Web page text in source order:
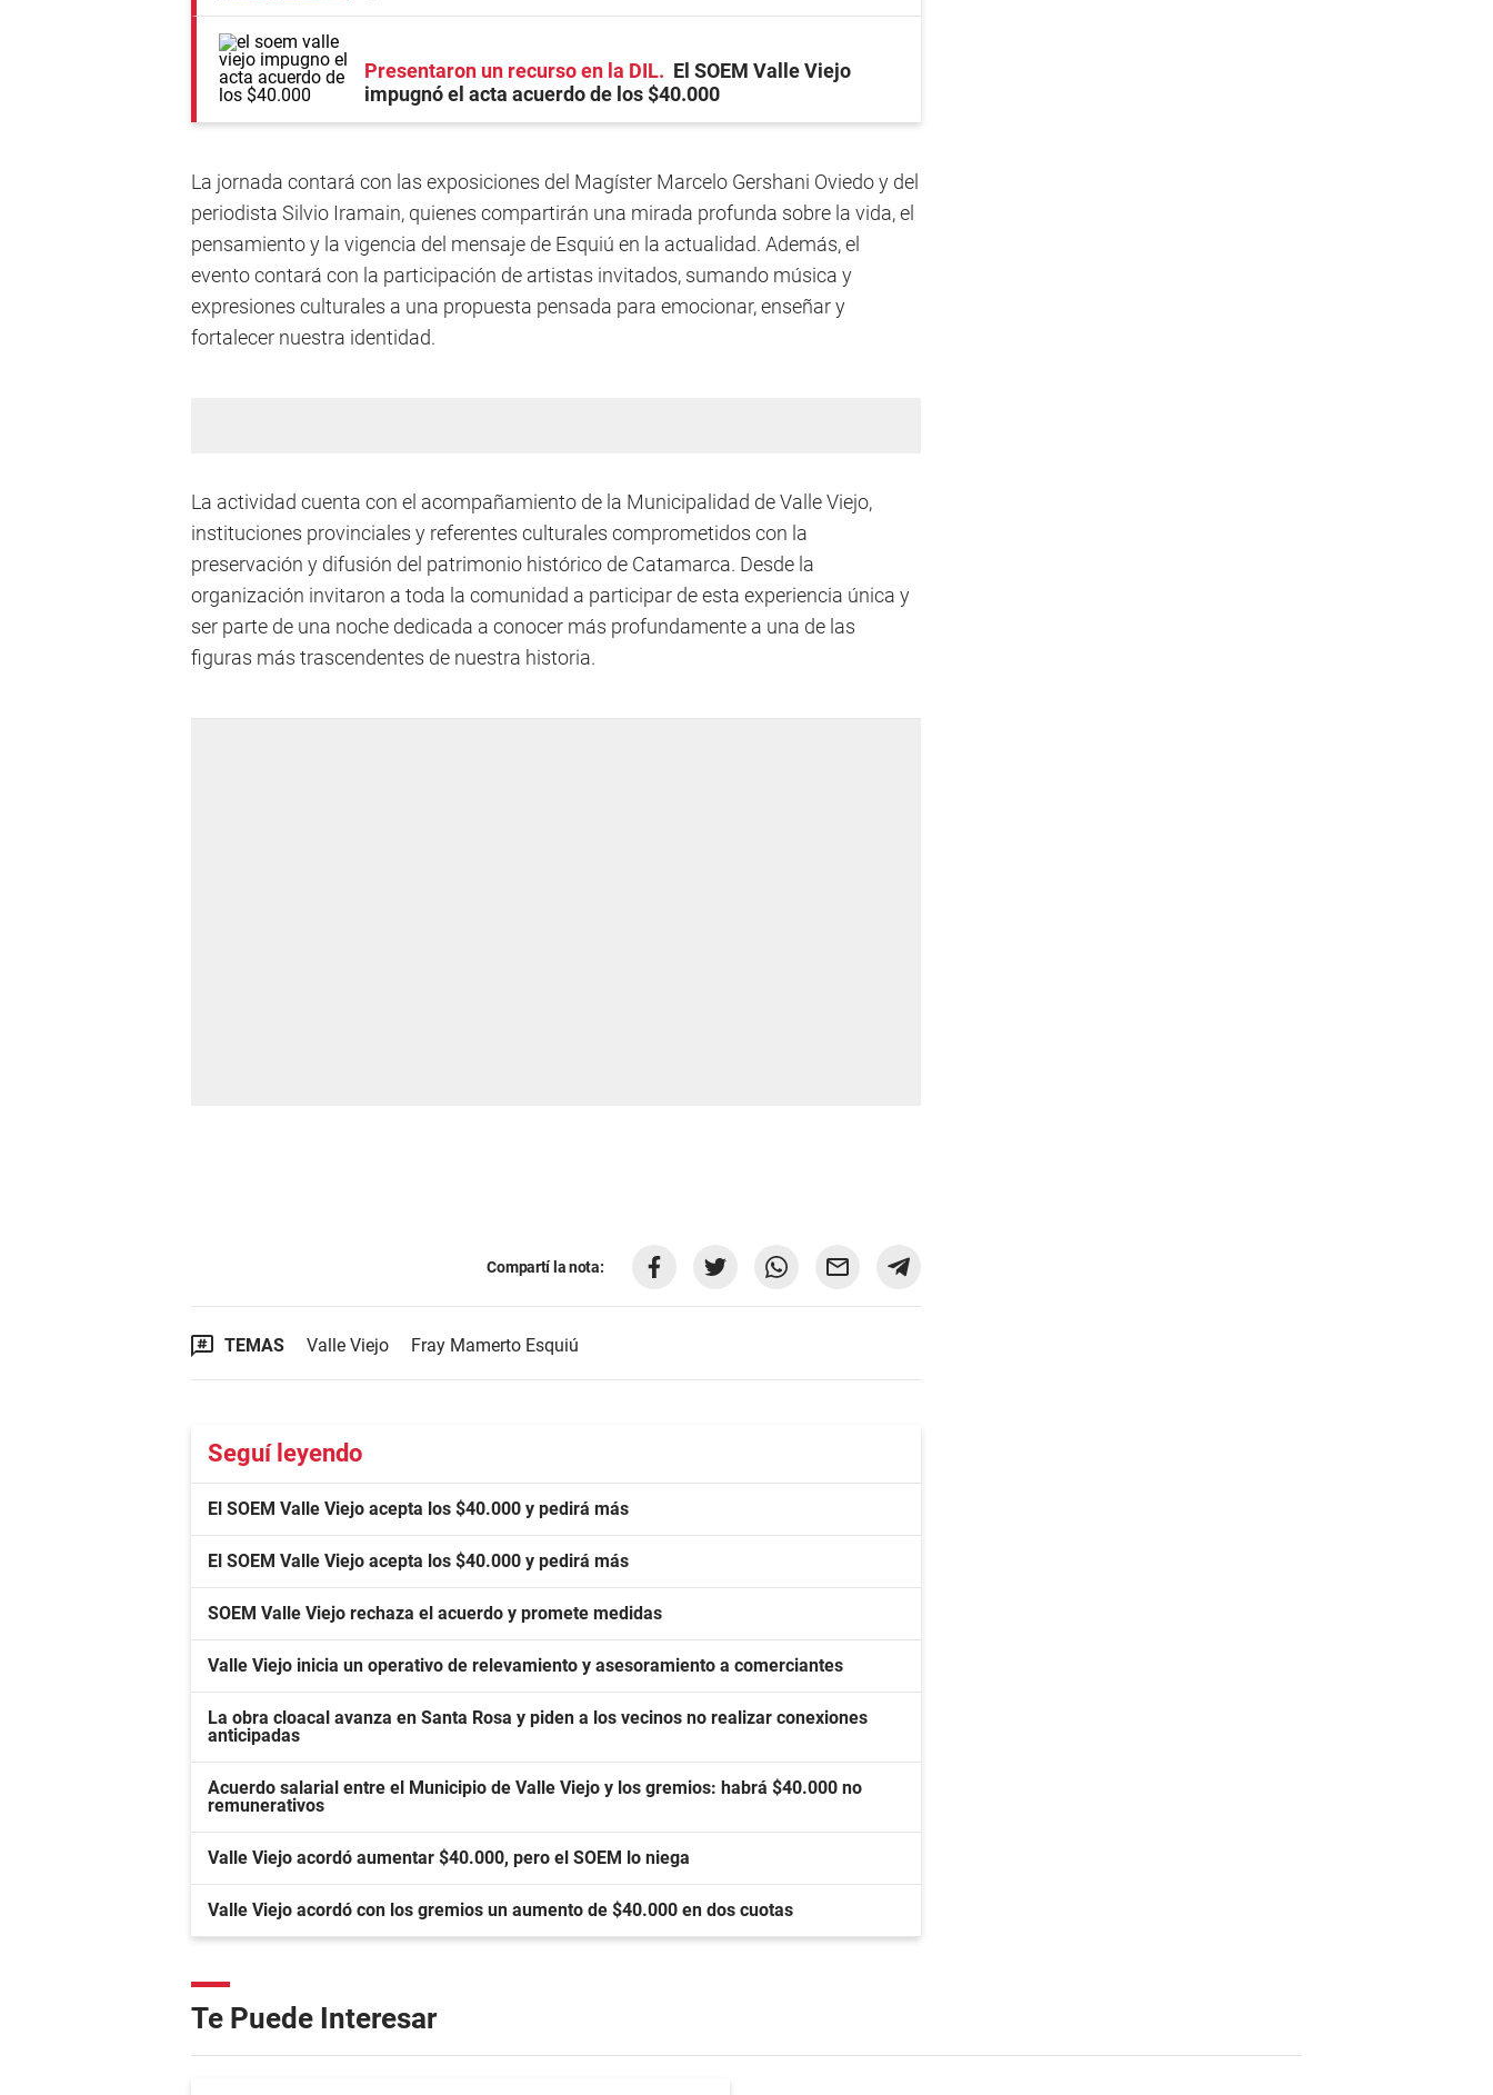
Presentaron un recurso en la DIL
El SOEM Valle Viejo
impugnó el acta acuerdo de los $40.000
La jornada contará con las exposiciones del Magíster Marcelo Gershani Oviedo y del
periodista Silvio Iramain, quienes compartirán una mirada profunda sobre la vida, el
pensamiento y la vigencia del mensaje de Esquiú en la actualidad. Además, el
evento contará con la participación de artistas invitados, sumando música y
expresiones culturales a una propuesta pensada para emocionar, enseñar y
fortalecer nuestra identidad.
La actividad cuenta con el acompañamiento de la Municipalidad de Valle Viejo,
instituciones provinciales y referentes culturales comprometidos con la
preservación y difusión del patrimonio histórico de Catamarca. Desde la
organización invitaron a toda la comunidad a participar de esta experiencia única y
ser parte de una noche dedicada a conocer más profundamente a una de las
figuras más trascendentes de nuestra historia.
Compartí la nota:
TEMAS Valle Viejo Fray Mamerto Esquiú
Seguí leyendo
El SOEM Valle Viejo acepta los $40.000 y pedirá más
El SOEM Valle Viejo acepta los $40.000 y pedirá más
SOEM Valle Viejo rechaza el acuerdo y promete medidas
Valle Viejo inicia un operativo de relevamiento y asesoramiento a comerciantes
La obra cloacal avanza en Santa Rosa y piden a los vecinos no realizar conexiones
anticipadas
Acuerdo salarial entre el Municipio de Valle Viejo y los gremios: habrá $40.000 no
remunerativos
Valle Viejo acordó aumentar $40.000, pero el SOEM lo niega
Valle Viejo acordó con los gremios un aumento de $40.000 en dos cuotas
Te Puede Interesar